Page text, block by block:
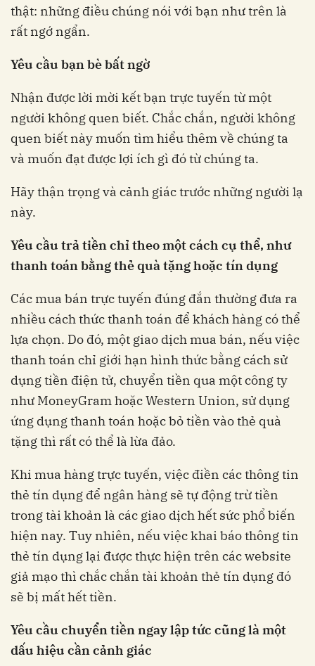
thật: những điều chúng nói với bạn như trên là
rất ngớ ngẩn.
Yêu cầu bạn bè bất ngờ
Nhận được lời mời kết bạn trực tuyến từ một
người không quen biết. Chắc chắn, người không
quen biết này muốn tìm hiểu thêm về chúng ta
và muốn đạt được lợi ích gì đó từ chúng ta.
Hãy thận trọng và cảnh giác trước những người lạ
này.
Yêu cầu trả tiền chỉ theo một cách cụ thể, như
thanh toán bằng thẻ quà tặng hoặc tín dụng
Các mua bán trực tuyến đúng đắn thường đưa ra
nhiều cách thức thanh toán để khách hàng có thể
lựa chọn. Do đó, một giao dịch mua bán, nếu việc
thanh toán chỉ giới hạn hình thức bằng cách sử
dụng tiền điện tử, chuyển tiền qua một công ty
như MoneyGram hoặc Western Union, sử dụng
ứng dụng thanh toán hoặc bỏ tiền vào thẻ quà
tặng thì rất có thể là lừa đảo.
Khi mua hàng trực tuyến, việc điền các thông tin
thẻ tín dụng để ngân hàng sẽ tự động trừ tiền
trong tài khoản là các giao dịch hết sức phổ biến
hiện nay. Tuy nhiên, nếu việc khai báo thông tin
thẻ tín dụng lại được thực hiện trên các website
giả mạo thì chắc chắn tài khoản thẻ tín dụng đó
sẽ bị mất hết tiền.
Yêu cầu chuyển tiền ngay lập tức cũng là một
dấu hiệu cần cảnh giác